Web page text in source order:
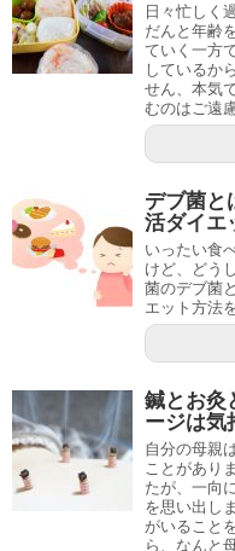
日々忙しく
だんと年齢
ていく一方
しているか
せん、本気
むのはご遠
デブ菌と
活ダイエ
いったい食
けど、どう
菌のデブ菌
エット方法
鍼とお灸
ージは気
自分の母親
ことがあり
たが、一向
を思い出し
がいること
ら、なんと